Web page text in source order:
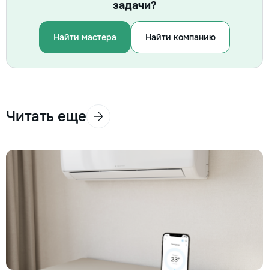
задачи?
Найти мастера Найти компанию
Читать еще